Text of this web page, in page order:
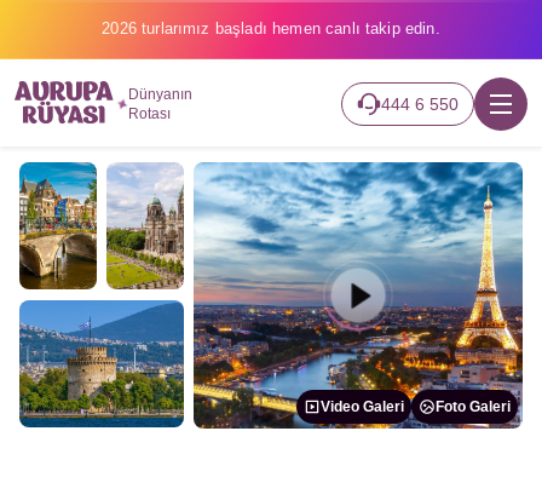
2026 turlarımız başladı hemen canlı takip edin.
Dünyanın
Rotası
444 6 550
Video Galeri Foto Galeri